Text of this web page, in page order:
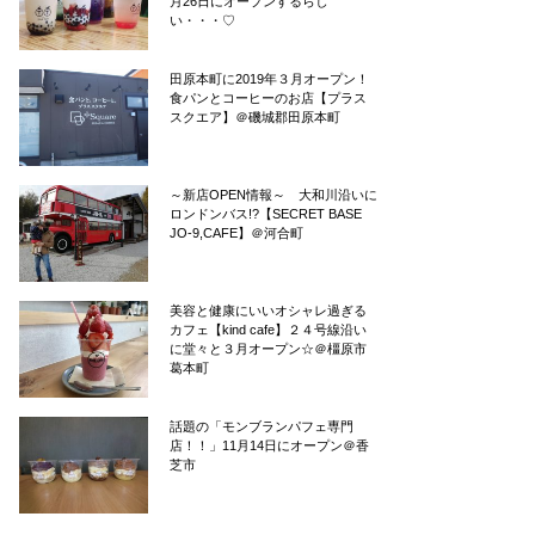
い・・・♡
田原本町に2019年３月オープン！
食パンとコーヒーのお店【プラス
スクエア】＠磯城郡田原本町
～新店OPEN情報～ 大和川沿いに
ロンドンバス!?【SECRET BASE
JO-9,CAFE】＠河合町
美容と健康にいいオシャレ過ぎる
カフェ【kind cafe】２４号線沿い
に堂々と３月オープン☆＠橿原市
葛本町
話題の「モンブランパフェ専門
店！！」11月14日にオープン＠香
芝市